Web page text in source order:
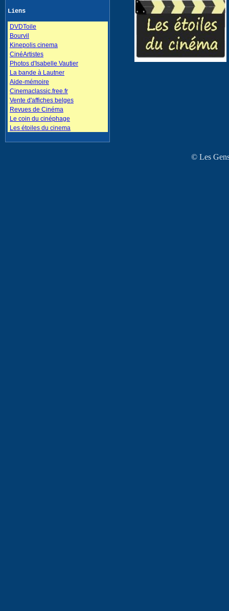
Liens
DVDToile
Bourvil
Kinepolis cinema
CinéArtistes
Photos d'Isabelle Vautier
La bande à Lautner
Aide-mémoire
Cinemaclassic.free.fr
Vente d'affiches belges
Revues de Cinéma
Le coin du cinéphage
Les étoiles du cinema
© Les